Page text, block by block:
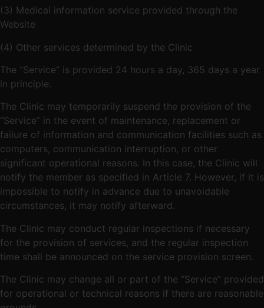
(3) Medical information service provided through the
Website
(4) Other services determined by the Clinic
The “Service” is provided 24 hours a day, 365 days a year
in principle.
The Clinic may temporarily suspend the provision of the
“Service” in the event of maintenance, replacement or
failure of information and communication facilities such as
computers, communication interruption, or other
significant operational reasons. In this case, the Clinic will
notify the member as specified in Article 7. However, if it is
impossible to notify in advance due to unavoidable
circumstances, it may notify afterward.
The Clinic may conduct regular inspections if necessary
for the provision of services, and the regular inspection
time shall be announced on the service provision screen.
The Clinic may change all or part of the “Service” provided
for operational or technical reasons if there are reasonable